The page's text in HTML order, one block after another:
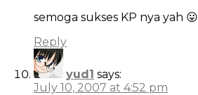
semoga sukses KP nya yah 😛
Reply
yud1 says:
July 10, 2007 at 4:52 pm